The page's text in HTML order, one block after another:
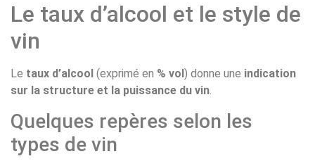
Le taux d’alcool et le style de
vin
Le taux d’alcool (exprimé en % vol ) donne une indication
sur la structure et la puissance du vin.
Quelques repères selon les
types de vin